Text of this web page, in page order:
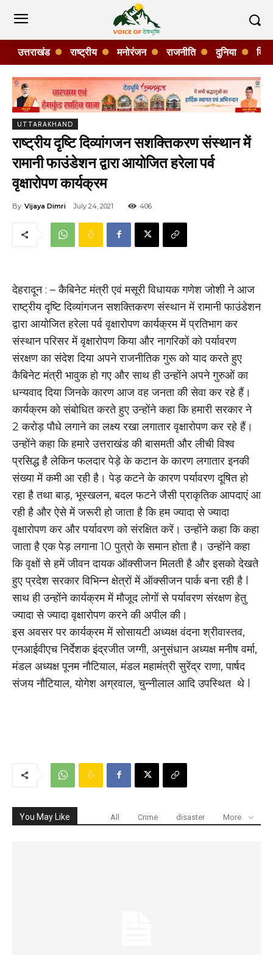
उत्तराखंड राष्ट्रीय मनोरंजन राजनीति दुनिया
UTTARAKHAND
राष्ट्रीय दृष्टि दिव्यांगजन सशक्तिकरण संस्थान में
रामानी फाउंडेशन द्वारा आयोजित हरेला पर्व
वृक्षारोपण कार्यक्रम
By Vijaya Dimri July 24, 2021 406
देहरादून : – कैबिनेट मंत्री एवं मसूरी विधायक गणेश जोशी ने आज
राष्ट्रीय दृष्टि दिव्यांगजन सशक्तिकरण संस्थान में रामानी फाउंडेशन
द्वारा आयोजित हरेला पर्व वृक्षारोपण कार्यक्रम में प्रतिभाग कर
संस्थान परिसर में वृक्षारोपण किया और नागरिकों को पर्यावरण
संरक्षण का संदेश दिया अपने राजनीतिक गुरू को याद करते हुए
कैबिनेट मंत्री भावुक हो गए और साथ ही उन्होंने अपने गुरुओं का
धन्यवाद दिया जिनके कारण आज वह जनता की सेवा कर रहे हैं।
कार्यक्रम को संबोधित करते हुए उन्होंने कहा कि हमारी सरकार ने
2 करोड़ पौधे लगाने का लक्ष्य रखा लगातार वृक्षारोपण कर रहे हैं।
उन्होंने कहा कि हमारे उत्तराखंड की बासमती और लीची विश्व
प्रसिद्ध है लेकिन फलदार पेड़े के कटान के कारण लगातार इनकी
संख्या में कमी आ रही है। पेड़ कटने के कारण पर्यावरण दूषित हो
रहा है तथा बाड़, भूस्खलन, बदल फटने जैसी प्राकृतिक आपदाएं आ
रही है और ऐसे में जरूरी हो जाता है कि हम ज्यादा से ज्यादा
वृक्षारोपण कर और पर्यावरण को संरक्षित करें। उन्होंने कहा कि कहा
जाता है एक पेड़ लगाना 10 पुत्रो के समान होता है। उन्होंने कहा
कि वृक्षों से हमें जीवन दायक ऑक्सीजन मिलती है और इसको देखते
हुए प्रदेश सरकार विभिन्न क्षेत्रों में ऑक्सीजन पार्क बना रही है l
साथ ही उन्होंने कार्यक्रम में मौजूद लोगों से पर्यावरण संरक्षण हेतु
ज्यादा से ज्यादा वृक्षारोपण करने की अपील की।
इस अवसर पर कार्यक्रम में सोसायटी अध्यक्ष वंदना श्रीवास्तव,
एनआईवीएच निर्देशक इंद्रजीत जग्गी, अनुसंधान अध्यक्ष मनीष वर्मा,
मंडल अध्यक्ष पूनम नौटियाल, मंडल महामंत्री सुरेंद्र राणा, पार्षद
संजय नौटियाल, योगेश अग्रवाल, चुन्नीलाल आदि उपस्थित थे l
You May Like All Crime disaster More